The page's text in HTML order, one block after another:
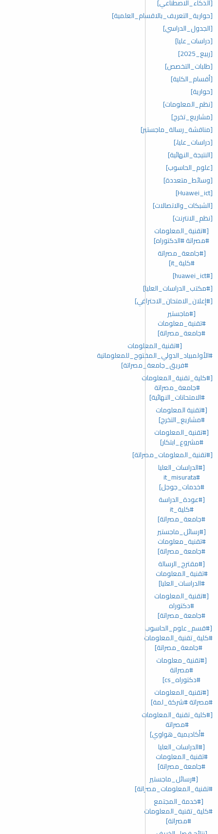
[الذكاء_الاصطناعي]
[حوارية_التعريف_بالاقسام_العلمية]
[الجدول_الدراسي]
[دراسات_عليا]
[ربيع_2025]
[طلبات_التخصص]
[أقسام_الكلية]
[حوارية]
[نظم_المعلومات]
[مشاريع_تخرج]
[مناقشة_رسالة_ماجستير]
[دراسات_عليا،]
[النتيجة_النهائية]
[علوم_الحاسوب]
[وسائط_متعددة]
[Huawei_ict]
[الشبكات_والاتصالات]
[نظم_الانترنت]
[#تقنية_المعلومات
#مصراتة #الدكتوراه]
[#جامعة_مصراتة
#كلية_it]
[#huawei_ict]
[#مكتب_الدراسات_العليا]
[#إعلان_الامتحان_الاحترافي]
[#ماجستير
#تقنية_معلومات
#جامعة_مصراتة]
[#تقنية_المعلومات
#الأولمبياد_الدولي_المفتوح_للمعلوماتية
#فريق_جامعة_مصراتة]
[#كلية_تقنية_المعلومات
#جامعة_مصراتة
#الامتحانات_النهائية]
[#تقنية المعلومات
#مشاريع_التخرج]
[#تقنية_المعلومات
#مشروع_ابتكار]
[#تقنية_المعلومات_مصراتة]
[#الدراسات_العليا
#it_misurata
#خدمات_جوجل]
[#عودة_الدراسة
#كلية_it
#جامعة_مصراتة]
[#رسائل_ماجستير
#تقنية_معلومات
#جامعة_مصراتة]
[#مقترح_الرسالة
#تقنية_المعلومات
#الدراسات_العليا]
[#تقنية_المعلومات
#دكتوراه
#جامعة_مصراتة]
[#قسم_علوم_الحاسوب
#كلية_تقنية_المعلومات
#جامعة_مصراتة]
[#تقنية_معلومات
#مصراتة
#دكتوراه_cs]
[#تقنية_المعلومات
#مصراتة #شركة_لمة]
[#كلية_تقنية_المعلومات
#مصراتة
#أكاديمية_هواوي]
[#الدراسات_العليا
#تقنية_المعلومات
#جامعة_مصراتة]
[#رسائل_ماجستير
#تقنية_المعلومات_مصراتة]
[#خدمة_المجتمع
#كلية_تقنية_المعلومات
#مصراتة]